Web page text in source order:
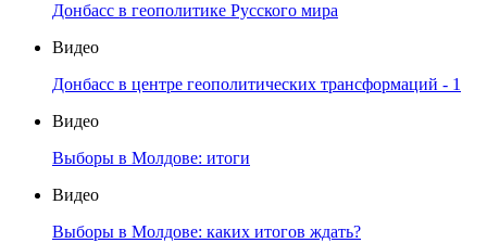
Донбасс в геополитике Русского мира
Видео
Донбасс в центре геополитических трансформаций - 1
Видео
Выборы в Молдове: итоги
Видео
Выборы в Молдове: каких итогов ждать?